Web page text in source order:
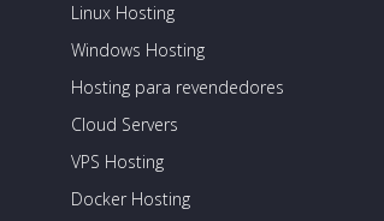
Linux Hosting
Windows Hosting
Hosting para revendedores
Cloud Servers
VPS Hosting
Docker Hosting